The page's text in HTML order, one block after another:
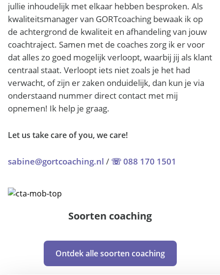
jullie inhoudelijk met elkaar hebben besproken. Als
kwaliteitsmanager van GORTcoaching bewaak ik op
de achtergrond de kwaliteit en afhandeling van jouw
coachtraject. Samen met de coaches zorg ik er voor
dat alles zo goed mogelijk verloopt, waarbij jij als klant
centraal staat. Verloopt iets niet zoals je het had
verwacht, of zijn er zaken onduidelijk, dan kun je via
onderstaand nummer direct contact met mij
opnemen! Ik help je graag.
Let us take care of you, we care!
sabine@gortcoaching.nl / ☏ 088 170 1501
Soorten coaching
Ontdek alle soorten coaching